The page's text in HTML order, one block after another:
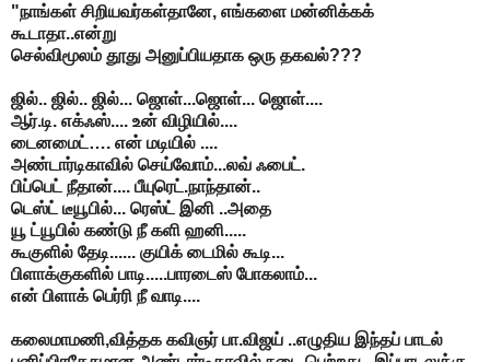
"நாங்கள் சிறியவர்கள்தானே, எங்களை மன்னிக்கக்
கூடாதா..என்று
செல்விமூலம் தூது அனுப்பியதாக ஒரு தகவல்???
ஜில்.. ஜில்.. ஜில்... ஜொள்...ஜொள்... ஜொள்....
ஆர்.டி. எக்ஃஸ்.... உன் விழியில்....
டைனமைட்…. என் மடியில் ....
அண்டார்டிகாவில் செய்வோம்...லவ் ஃபைட்.
பிப்பெட் நீதான்.... பீயுரெட்.நாந்தான்..
டெஸ்ட் டீயூபில்... ரெஸ்ட் இனி ..அதை
யூ ட்யூபில் கண்டு நீ களி ஹனி.....
கூகுளில் தேடி...... குயிக் டைமில் கூடி...
பிளாக்குகளில் பாடி.....பாரடைஸ் போகலாம்...
என் பிளாக் பெர்ரி நீ வாடி....
கலைமாமணி,வித்தக கவிஞர் பா.விஜய் ..எழுதிய இந்தப் பாடல்